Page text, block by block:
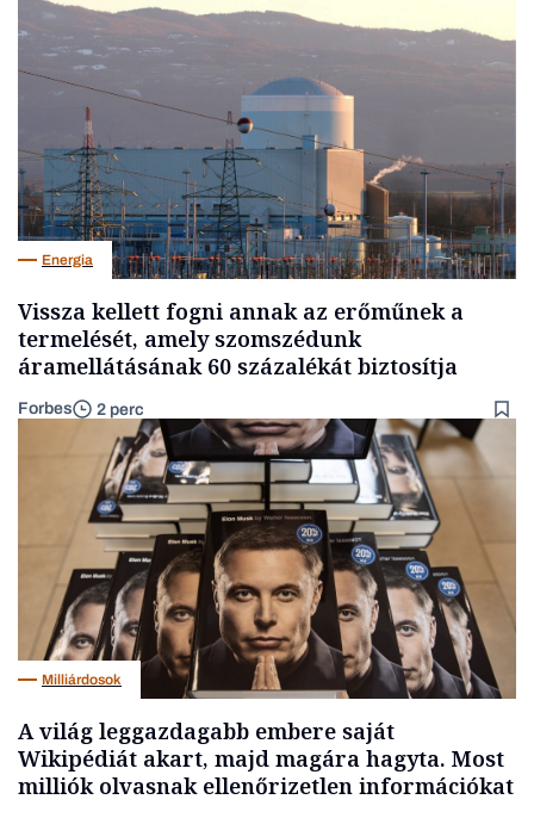
Energia
Vissza kellett fogni annak az erőműnek a
termelését, amely szomszédunk
áramellátásának 60 százalékát biztosítja
Forbes 2 perc
Milliárdosok
A világ leggazdagabb embere saját
Wikipédiát akart, majd magára hagyta. Most
milliók olvasnak ellenőrizetlen információkat